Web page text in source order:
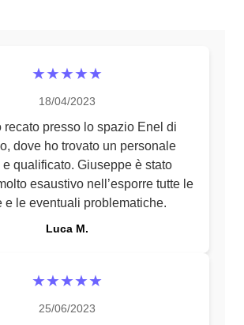
★★★★★
18/04/2023
recato presso lo spazio Enel di
dove ho trovato un personale
qualificato. Giuseppe è stato
esaustivo nell’esporre tutte le
e le eventuali problematiche.
Luca M.
★★★★★
25/06/2023